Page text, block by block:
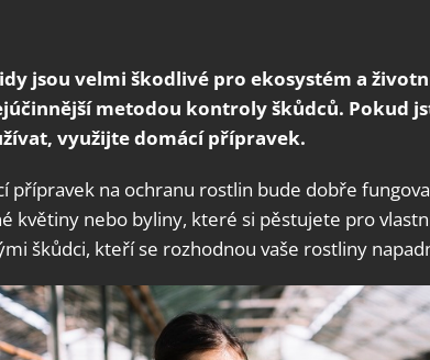
jsou velmi škodlivé pro ekosystém a
metodou kontroly škůdců. Pokud
využijte domácí přípravek.
přípravek na ochranu rostlin bude dobře
květiny nebo byliny, které si pěstujete pro
škůdci, kteří se rozhodnou vaše rostliny